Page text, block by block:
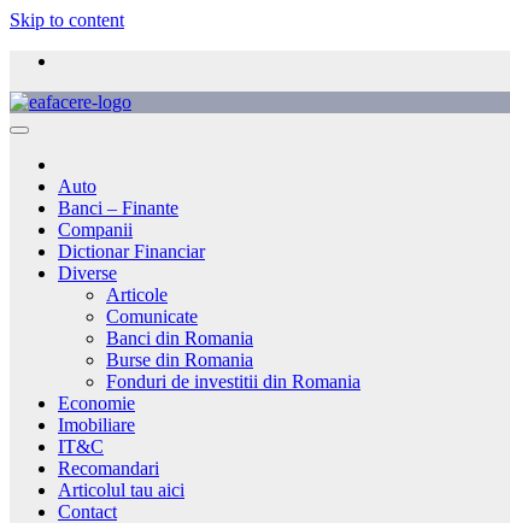
Skip to content
Auto
Banci – Finante
Companii
Dictionar Financiar
Diverse
Articole
Comunicate
Banci din Romania
Burse din Romania
Fonduri de investitii din Romania
Economie
Imobiliare
IT&C
Recomandari
Articolul tau aici
Contact